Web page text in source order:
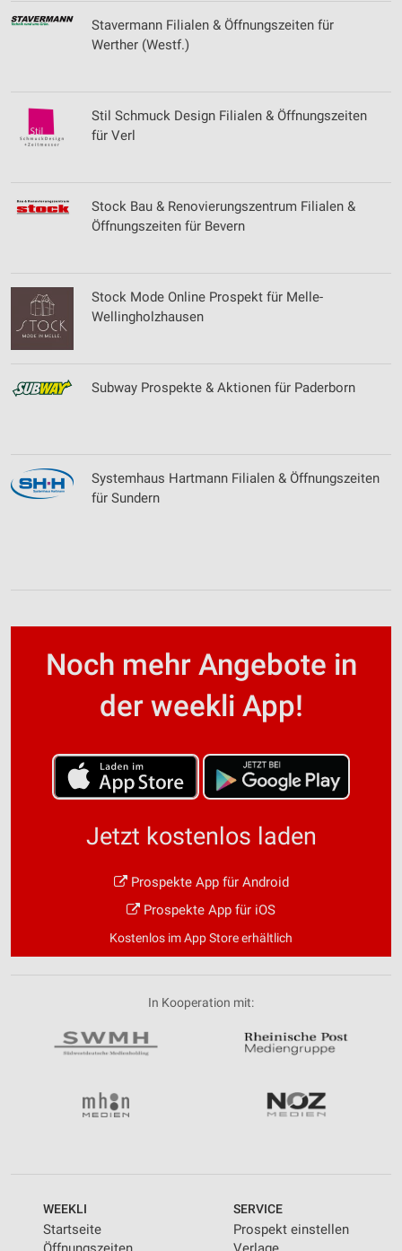
Stavermann Filialen & Öffnungszeiten für
Werther (Westf.)
Stil Schmuck Design Filialen & Öffnungszeiten
für Verl
Stock Bau & Renovierungszentrum Filialen &
Öffnungszeiten für Bevern
Stock Mode Online Prospekt für Melle-
Wellingholzhausen
Subway Prospekte & Aktionen für Paderborn
Systemhaus Hartmann Filialen & Öffnungszeiten
für Sundern
Noch mehr Angebote in
der weekli App!
Jetzt kostenlos laden
Prospekte App für Android
Prospekte App für iOS
Kostenlos im App Store erhältlich
In Kooperation mit:
WEEKLI
Startseite
SERVICE
Prospekt einstellen
von Inhalten
Messung der Werbeleistung
Kombinationen von Daten aus verschiedenen
Verwendung reduzierter Daten zur Auswahl von
Inhalten
IAB-Besonderheiten:
Notwendig